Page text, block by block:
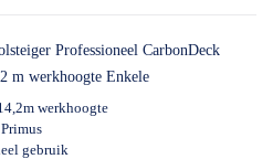
Professioneel CarbonDeck
m werkhoogte Enkele
werkhoogte
gebruik